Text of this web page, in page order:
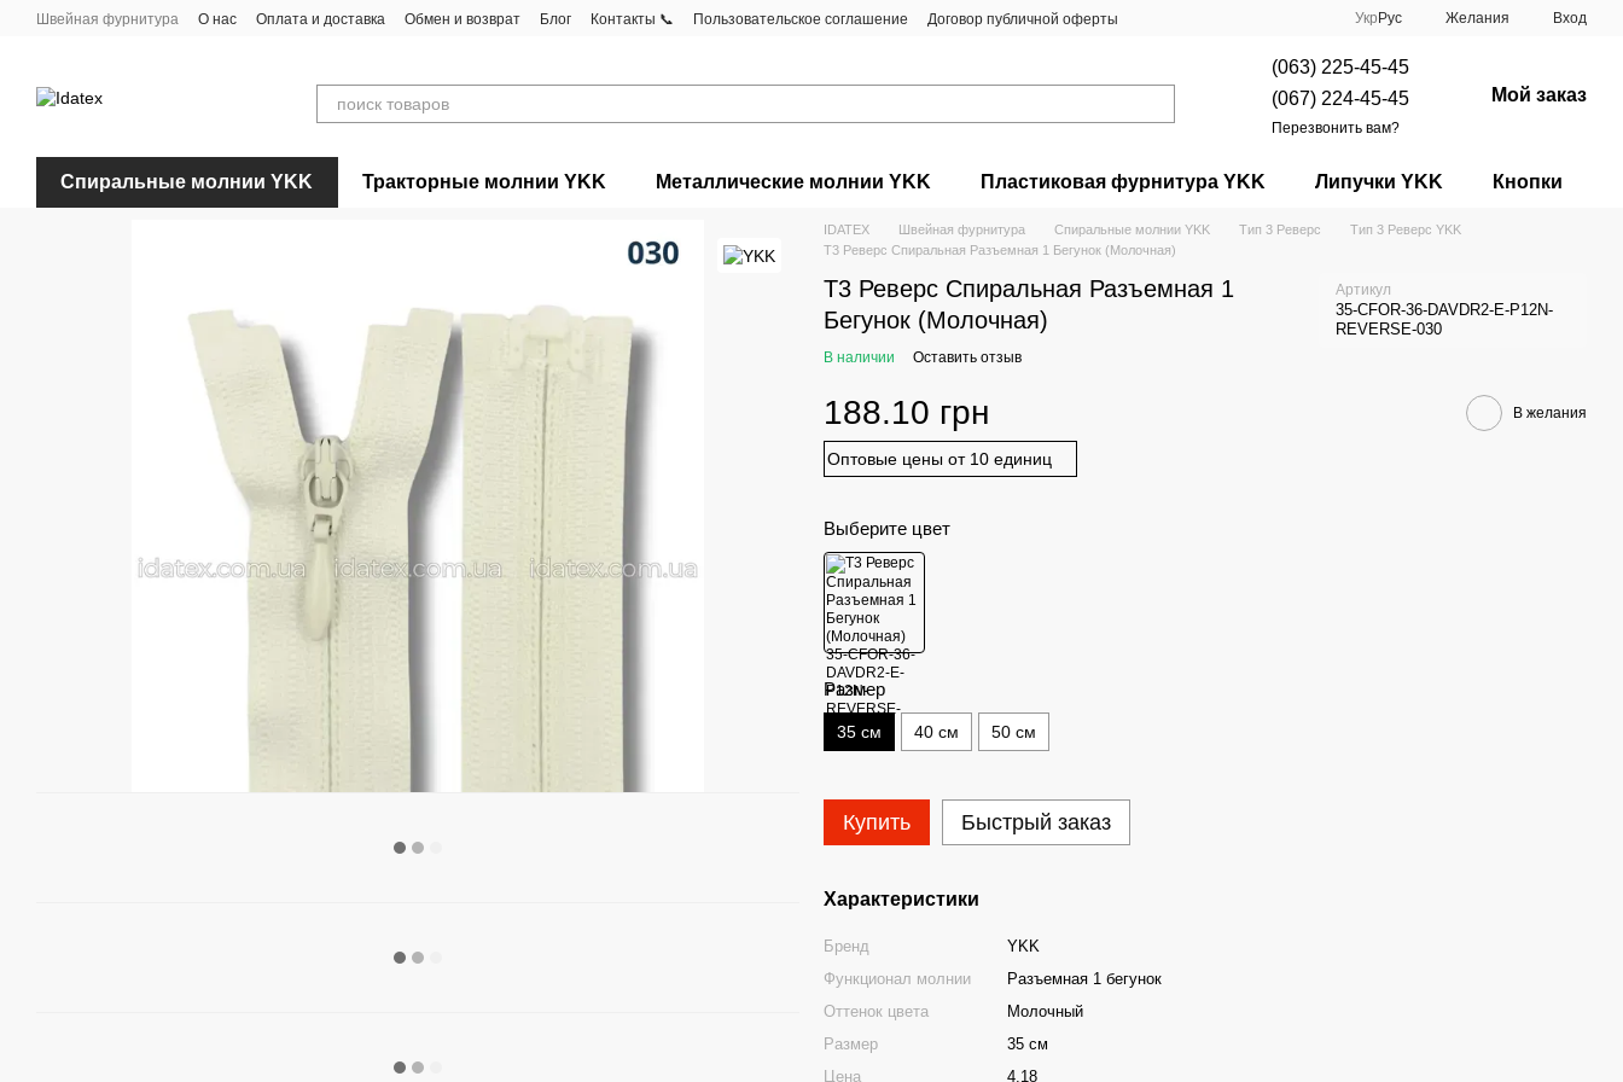
Перейти к основному контенту
Швейная фурнитура О нас Оплата и доставка Обмен и возврат Блог Контакты 📞 Пользовательское соглашение Договор публичной оферты Укр Рус Желания Вход
(063) 225-45-45
(067) 224-45-45
Перезвонить вам?
Мой заказ
Спиральные молнии YKK Тракторные молнии YKK Металлические молнии YKK Пластиковая фурнитура YKK Липучки YKK Кнопки
IDATEX Швейная фурнитура Спиральные молнии YKK Тип 3 Реверс
Тип 3 Реверс YKK
Т3 Реверс Спиральная Разъемная 1 Бегунок (Молочная)
Т3 Реверс Спиральная Разъемная 1
Бегунок (Молочная)
Артикул
35-CFOR-36-DAVDR2-E-P12N-
REVERSE-030
В наличии Оставить отзыв
188.10 грн В желания
Оптовые цены от 10 единиц
Выберите цвет
Размер
35 см 40 см 50 см
Купить Быстрый заказ
Характеристики
Бренд
YKK
Функционал молнии
Разъемная 1 бегунок
Оттенок цвета
Молочный
Размер
35 см
Цена
4.18